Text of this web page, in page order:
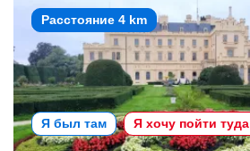
Расстояние 4 km
Я был там Я хочу пойти туда